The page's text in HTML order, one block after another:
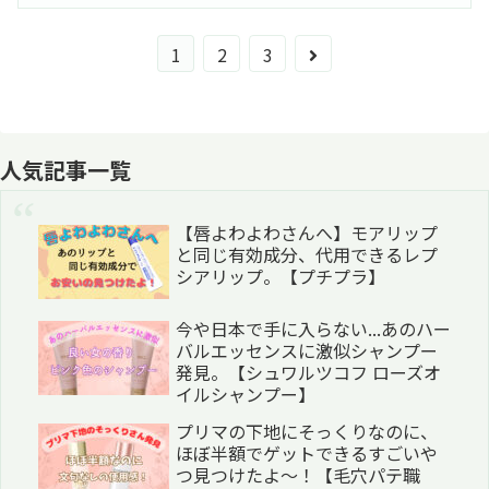
1 2 3
次
人気記事一覧
【唇よわよわさんへ】モアリップ
と同じ有効成分、代用できるレプ
シアリップ。【プチプラ】
今や日本で手に入らない...あのハー
バルエッセンスに激似シャンプー
発見。【シュワルツコフ ローズオ
イルシャンプー】
プリマの下地にそっくりなのに、
ほぼ半額でゲットできるすごいや
つ見つけたよ〜！【毛穴パテ職